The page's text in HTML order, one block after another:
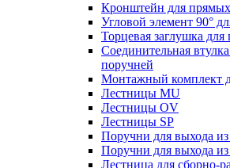
Кронштейн для
Угловой элемент 90°
Торцевая заглушка
Соединительная
поручней
Монтажный комплект
Лестницы MU
Лестницы OV
Лестницы SP
Поручни для выхода из
Поручни для выхода из
Лестница для сборно-